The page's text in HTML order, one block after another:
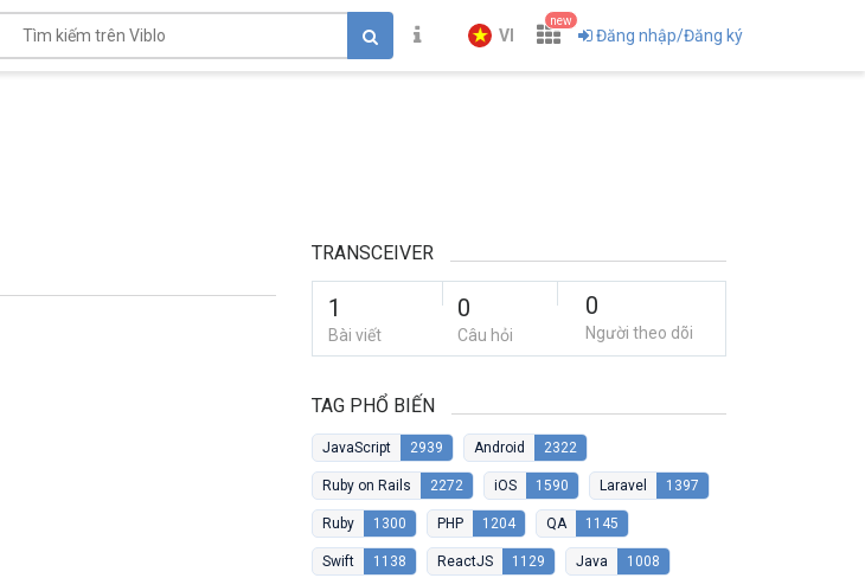
VI
new
Đăng nhập/Đăng ký
TRANSCEIVER
1
Bài viết
0
Câu hỏi
0
Người theo dõi
TAG PHỔ BIẾN
JavaScript 2939 Android 2322
Ruby on Rails 2272 iOS 1590 Laravel 1397
Ruby 1300 PHP 1204 QA 1145
Swift 1138 ReactJS 1129 Java 1008